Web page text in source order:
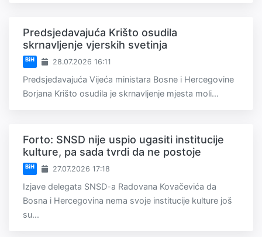
Predsjedavajuća Krišto osudila
skrnavljenje vjerskih svetinja
BiH 28.07.2026 16:11
Predsjedavajuća Vijeća ministara Bosne i Hercegovine
Borjana Krišto osudila je skrnavljenje mjesta moli...
Forto: SNSD nije uspio ugasiti institucije
kulture, pa sada tvrdi da ne postoje
BiH 27.07.2026 17:18
Izjave delegata SNSD-a Radovana Kovačevića da
Bosna i Hercegovina nema svoje institucije kulture još
su...